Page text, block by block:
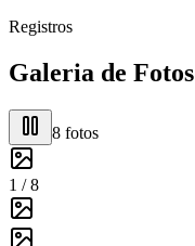
Registros
Galeria de Fotos
8 fotos
1 /8